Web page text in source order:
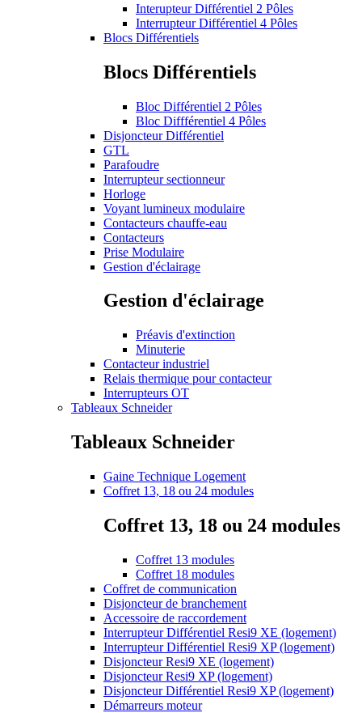
Interupteur Différentiel 2 Pôles
Interrupteur Différentiel 4 Pôles
Blocs Différentiels
Blocs Différentiels
Bloc Différentiel 2 Pôles
Bloc Diffférentiel 4 Pôles
Disjoncteur Différentiel
GTL
Parafoudre
Interrupteur sectionneur
Horloge
Voyant lumineux modulaire
Contacteurs chauffe-eau
Contacteurs
Prise Modulaire
Gestion d'éclairage
Gestion d'éclairage
Préavis d'extinction
Minuterie
Contacteur industriel
Relais thermique pour contacteur
Interrupteurs OT
Tableaux Schneider
Tableaux Schneider
Gaine Technique Logement
Coffret 13, 18 ou 24 modules
Coffret 13, 18 ou 24 modules
Coffret 13 modules
Coffret 18 modules
Coffret de communication
Disjoncteur de branchement
Accessoire de raccordement
Interrupteur Différentiel Resi9 XE (logement)
Interrupteur Différentiel Resi9 XP (logement)
Disjoncteur Resi9 XE (logement)
Disjoncteur Resi9 XP (logement)
Disjoncteur Différentiel Resi9 XP (logement)
Démarreurs moteur